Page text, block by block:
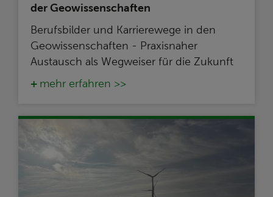
der Geowissenschaften
Berufsbilder und Karrierewege in den
Geowissenschaften - Praxisnaher
Austausch als Wegweiser für die Zukunft
mehr erfahren >>